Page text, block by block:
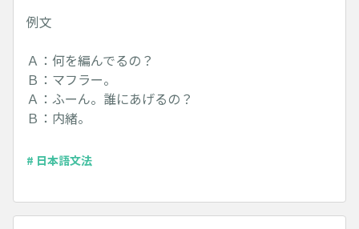
例文
Ａ：何を編んでるの？
Ｂ：マフラー。
Ａ：ふーん。誰にあげるの？
Ｂ：内緒。
# 日本語文法